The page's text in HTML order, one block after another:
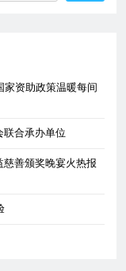
家资助政策温暖每间
合承办单位
善颁奖晚宴火热报